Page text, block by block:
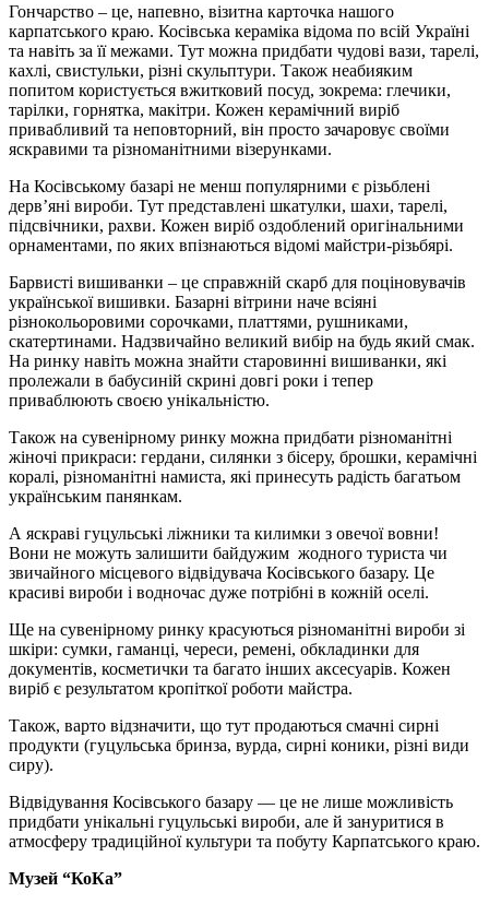
Гончарство – це, напевно, візитна карточка нашого
карпатського краю. Косівська кераміка відома по всій Україні
та навіть за її межами. Тут можна придбати чудові вази, тарелі,
кахлі, свистульки, різні скульптури. Також неабияким
попитом користується вжитковий посуд, зокрема: глечики,
тарілки, горнятка, макітри. Кожен керамічний виріб
привабливий та неповторний, він просто зачаровує своїми
яскравими та різноманітними візерунками.
На Косівському базарі не менш популярними є різьблені
дерв’яні вироби. Тут представлені шкатулки, шахи, тарелі,
підсвічники, рахви. Кожен виріб оздоблений оригінальними
орнаментами, по яких впізнаються відомі майстри-різьбярі.
Барвисті вишиванки – це справжній скарб для поціновувачів
української вишивки. Базарні вітрини наче всіяні
різнокольоровими сорочками, платтями, рушниками,
скатертинами. Надзвичайно великий вибір на будь який смак.
На ринку навіть можна знайти старовинні вишиванки, які
пролежали в бабусиній скрині довгі роки і тепер
приваблюють своєю унікальністю.
Також на сувенірному ринку можна придбати різноманітні
жіночі прикраси: гердани, силянки з бісеру, брошки, керамічні
коралі, різноманітні намиста, які принесуть радість багатьом
українським панянкам.
А яскраві гуцульські ліжники та килимки з овечої вовни!
Вони не можуть залишити байдужим жодного туриста чи
звичайного місцевого відвідувача Косівського базару. Це
красиві вироби і водночас дуже потрібні в кожній оселі.
Ще на сувенірному ринку красуються різноманітні вироби зі
шкіри: сумки, гаманці, череси, ремені, обкладинки для
документів, косметички та багато інших аксесуарів. Кожен
виріб є результатом кропіткої роботи майстра.
Також, варто відзначити, що тут продаються смачні сирні
продукти (гуцульська бринза, вурда, сирні коники, різні види
сиру).
Відвідування Косівського базару — це не лише можливість
придбати унікальні гуцульські вироби, але й зануритися в
атмосферу традиційної культури та побуту Карпатського краю.
Музей “КоКа”